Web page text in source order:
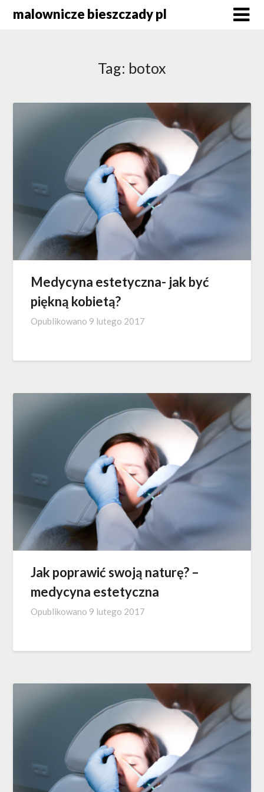
malownicze bieszczady pl
Tag: botox
Medycyna estetyczna- jak być
piękną kobietą?
Opublikowano 9 lutego 2017
Jak poprawić swoją naturę? –
medycyna estetyczna
Opublikowano 9 lutego 2017